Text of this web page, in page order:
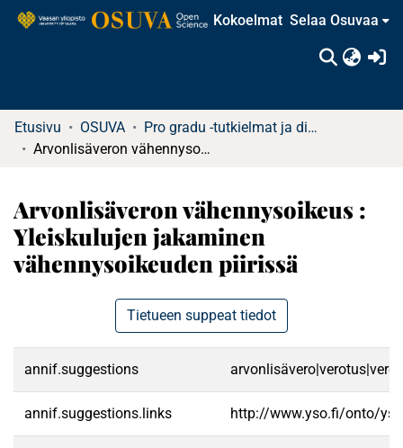
Kokoelmat Selaa Osuvaa
Etusivu OSUVA
Pro gradu -tutkielmat ja diplomityöt
Arvonlisäveron vähennysoikeus : Yleiskulujen jakaminen vähennysoikeuden piirissä
Arvonlisäveron vähennysoikeus :
Yleiskulujen jakaminen
vähennysoikeuden piirissä
Tietueen suppeat tiedot
annif.suggestions
annif.suggestions.links http://www.yso.fi/onto/